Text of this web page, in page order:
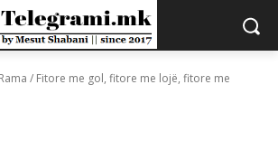
/ Fitore me gol, fitore me lojë, fitore me